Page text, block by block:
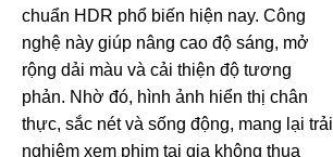
chuẩn HDR phổ biến hiện nay. Công
nghệ này giúp nâng cao độ sáng, mở
rộng dải màu và cải thiện độ tương
phản. Nhờ đó, hình ảnh hiển thị chân
thực, sắc nét và sống động, mang lại trải
nghiệm xem phim tại gia không thua